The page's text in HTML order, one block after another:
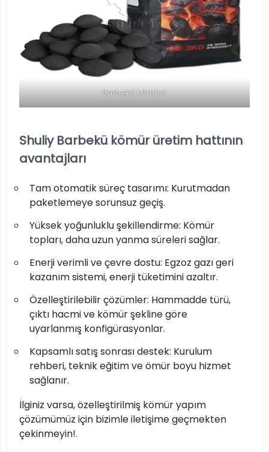
Barbekü kömürü
Shuliy Barbekü kömür üretim hattının
avantajları
Tam otomatik süreç tasarımı: Kurutmadan
paketlemeye sorunsuz geçiş.
Yüksek yoğunluklu şekillendirme: Kömür
topları, daha uzun yanma süreleri sağlar.
Enerji verimli ve çevre dostu: Egzoz gazı geri
kazanım sistemi, enerji tüketimini azaltır.
Özelleştirilebilir çözümler: Hammadde türü,
çıktı hacmi ve kömür şekline göre
uyarlanmış konfigürasyonlar.
Kapsamlı satış sonrası destek: Kurulum
rehberi, teknik eğitim ve ömür boyu hizmet
sağlanır.
İlginiz varsa, özelleştirilmiş kömür yapım
çözümümüz için bizimle iletişime geçmekten
çekinmeyin!.